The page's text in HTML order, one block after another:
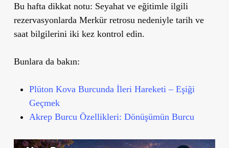
Bu hafta dikkat notu: Seyahat ve eğitimle ilgili
rezervasyonlarda Merkür retrosu nedeniyle tarih ve
saat bilgilerini iki kez kontrol edin.
Bunlara da bakın:
Plüton Kova Burcunda İleri Hareketi – Eşiği
Geçmek
Akrep Burcu Özellikleri: Dönüşümün Burcu